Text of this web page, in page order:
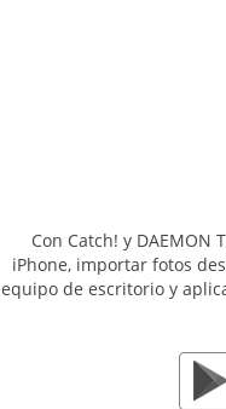
Con Catch! y
iPhone, importar fotos
equipo de escritorio y